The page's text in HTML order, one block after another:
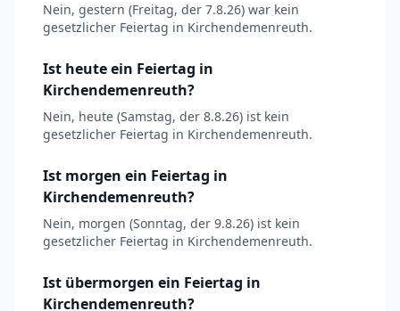
Nein, gestern (Freitag, der 7.8.26) war kein
gesetzlicher Feiertag in Kirchendemenreuth.
Ist heute ein Feiertag in
Kirchendemenreuth?
Nein, heute (Samstag, der 8.8.26) ist kein
gesetzlicher Feiertag in Kirchendemenreuth.
Ist morgen ein Feiertag in
Kirchendemenreuth?
Nein, morgen (Sonntag, der 9.8.26) ist kein
gesetzlicher Feiertag in Kirchendemenreuth.
Ist übermorgen ein Feiertag in
Kirchendemenreuth?